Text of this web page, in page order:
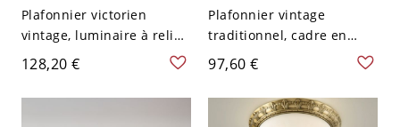
Plafonnier victorien
vintage, luminaire à relief
floral peint à la main avec
abat-jour en verre dépoli -
110 V-120 V 29,21 cm
128,20 €
Plafonnier vintage
traditionnel, cadre en
résine sculptée
ornementale avec vasque
en verre dépoli - 110 V-
120 V Marron Foncé petit
97,60 €